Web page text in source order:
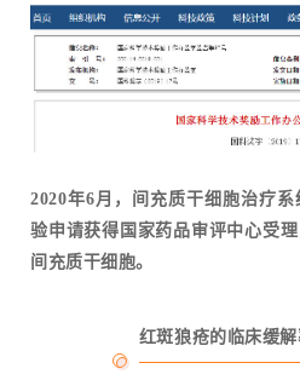
2020年6月，间充质干细胞治疗
验申请获得国家药品审评中心受
间充质干细胞。
红斑狼疮的临床缓